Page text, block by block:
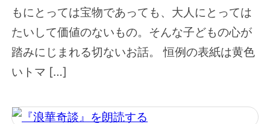
もにとっては宝物であっても、大人にとっては
たいして価値のないもの。そんな子どもの心が
踏みにじまれる切ないお話。 恒例の表紙は黄色
いトマ […]